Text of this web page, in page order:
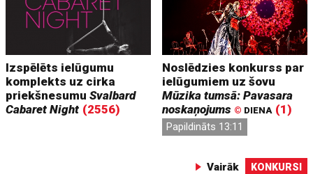
Izspēlēts ielūgumu
komplekts uz cirka
priekšnesumuSvalbard
Cabaret Night (2556)
Noslēdzies konkurss par
ielūgumiem uz šovu
Mūzika tumsā: Pavasara
noskaņojums © DIENA (1)
Papildināts 13:11
Vairāk KONKURSI